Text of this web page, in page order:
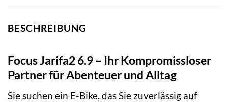
BESCHREIBUNG
Focus Jarifa2 6.9 – Ihr Kompromissloser
Partner für Abenteuer und Alltag
Sie suchen ein E-Bike, das Sie zuverlässig auf